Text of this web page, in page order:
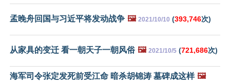
孟晚舟回国与习近平将发动战争 🖼️ 2021/10/10 (393,746次)
从家具的变迁 看一朝天子一朝风俗 🖼️ 2021/10/5 (721,686次)
海军司令张定发死前受江命 暗杀胡锦涛 墓碑成这样 🖼️